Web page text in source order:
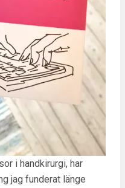
i handkirurgi, har
jag funderat länge